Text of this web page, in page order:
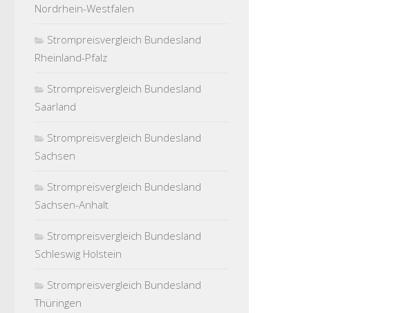
Nordrhein-Westfalen
Strompreisvergleich Bundesland
Rheinland-Pfalz
Strompreisvergleich Bundesland
Saarland
Strompreisvergleich Bundesland
Sachsen
Strompreisvergleich Bundesland
Sachsen-Anhalt
Strompreisvergleich Bundesland
Schleswig Holstein
Strompreisvergleich Bundesland
Thüringen